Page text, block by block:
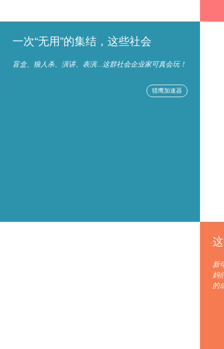
一次“无用”的集结，这些社会
盲盒、狼人杀、演讲、表演...这群社会企业家可真会玩！
猎鹰加速器
新
妈
的